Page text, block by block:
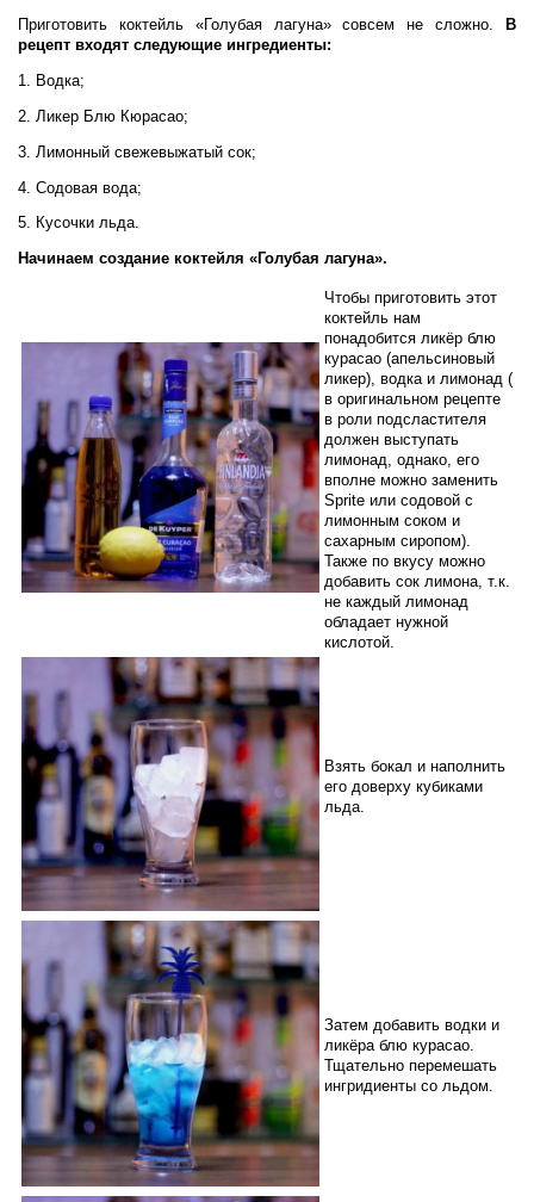
Приготовить коктейль «Голубая лагуна» совсем не сложно.
В
рецепт входят следующие ингредиенты:
1. Водка;
2. Ликер Блю Кюрасао;
3. Лимонный свежевыжатый сок;
4. Содовая вода;
5. Кусочки льда.
Начинаем создание коктейля «Голубая лагуна».
Чтобы приготовить этот
коктейль нам
понадобится ликёр блю
курасао (апельсиновый
ликер), водка и лимонад (
в оригинальном рецепте
в роли подсластителя
должен выступать
лимонад, однако, его
вполне можно заменить
Sprite или содовой с
лимонным соком и
сахарным сиропом).
Также по вкусу можно
добавить сок лимона, т.к.
не каждый лимонад
обладает нужной
кислотой.
Взять бокал и наполнить
его доверху кубиками
льда.
Затем добавить водки и
ликёра блю курасао.
Тщательно перемешать
ингридиенты со льдом.